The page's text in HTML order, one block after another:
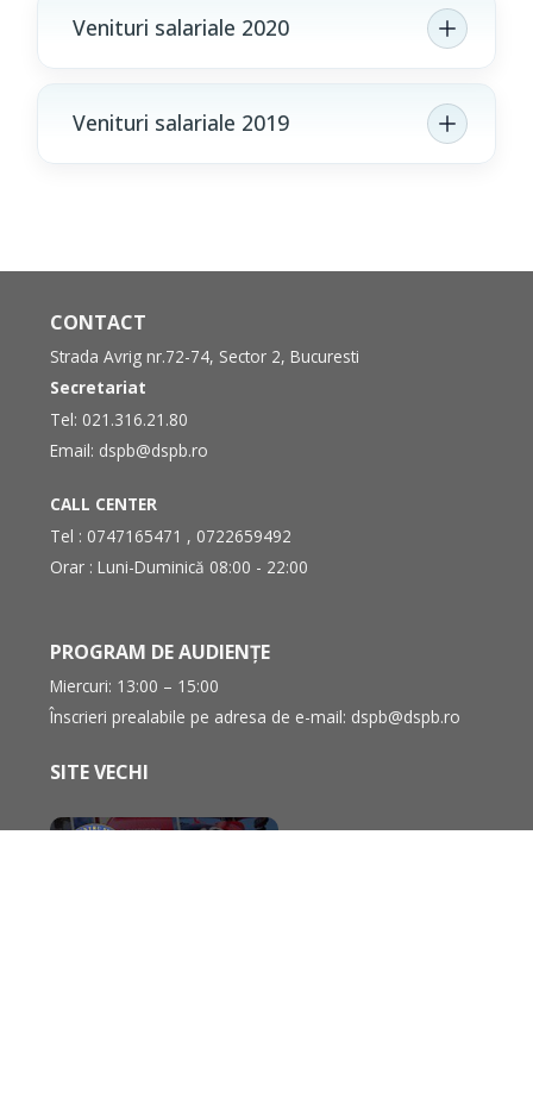
Venituri salariale 2020
Venituri salariale 2019
CONTACT
Strada Avrig nr.72-74, Sector 2, Bucuresti
Secretariat
Tel: 021.316.21.80
Email: dspb@dspb.ro
CALL CENTER
Tel : 0747165471 , 0722659492
Orar : Luni-Duminică 08:00 - 22:00
PROGRAM DE AUDIENȚE
Miercuri: 13:00 – 15:00
Înscrieri prealabile pe adresa de e-mail: dspb@dspb.ro
SITE VECHI